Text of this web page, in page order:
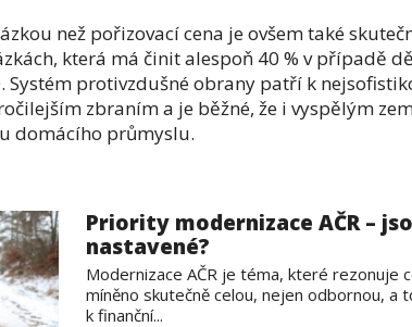
než pořizovací cena je ovšem také
která má činit alespoň 40 % v případě
Systém protivzdušné obrany patří k
zbraním a je běžné, že i vyspělým
domácího průmyslu.
Priority modernizace AČR –
nastavené?
Modernizace AČR je téma, které rezonuje
míněno skutečně celou, nejen odbornou, a
k finanční...